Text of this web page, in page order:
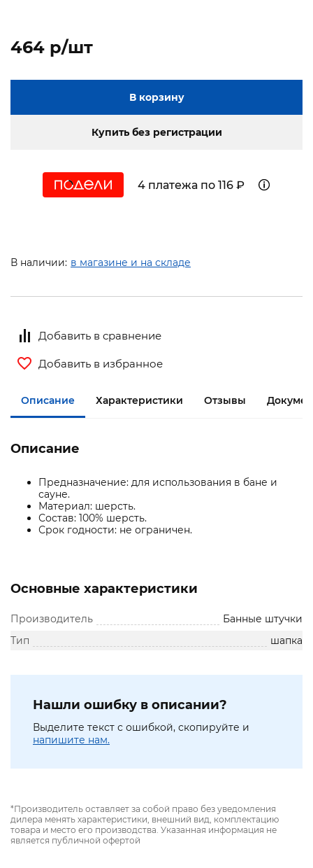
464 p/шт
В корзину
Купить без регистрации
4 платежа по 116 ₽
В наличии: в магазине и на складе
Добавить в сравнение
Добавить в избранное
Описание Характеристики Отзывы
Описание
Предназначение: для использования в бане и
сауне.
Материал: шерсть.
Состав: 100% шерсть.
Срок годности: не ограничен.
Основные характеристики
Производитель
Банные штучки
Тип
шапка
Нашли ошибку в описании?
Выделите текст с ошибкой, скопируйте и
напишите нам.
*Производитель оставляет за собой право без уведомления
дилера менять характеристики, внешний вид, комплектацию
товара и место его производства. Указанная информация не
является публичной офертой